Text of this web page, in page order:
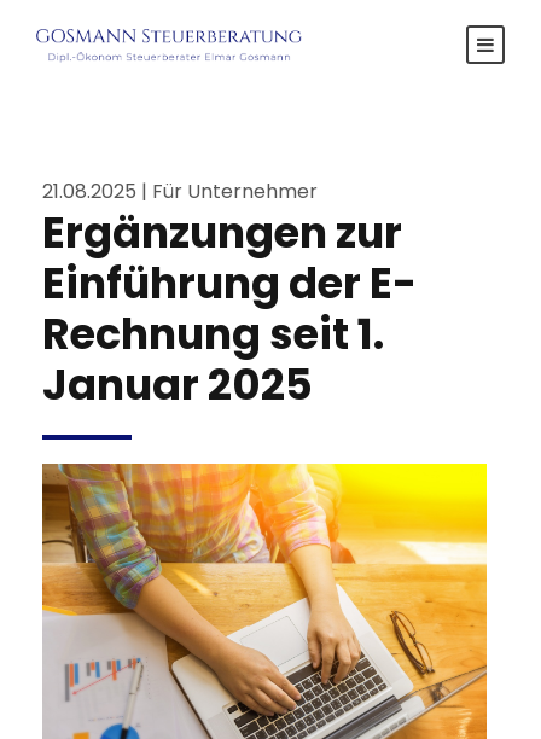
21.08.2025 | Für Unternehmer
Ergänzungen zur
Einführung der E-
Rechnung seit 1.
Januar 2025